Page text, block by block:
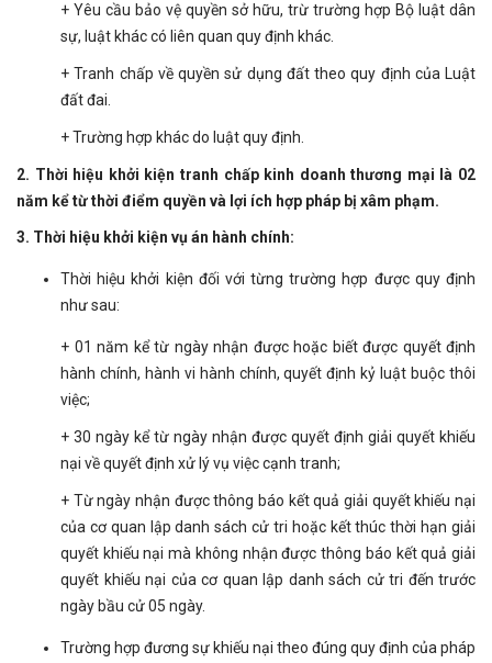
+ Yêu cầu bảo vệ quyền sở hữu, trừ trường hợp Bộ luật dân
sự, luật khác có liên quan quy định khác.
+ Tranh chấp về quyền sử dụng đất theo quy định của Luật
đất đai.
+ Trường hợp khác do luật quy định.
2. Thời hiệu khởi kiện tranh chấp kinh doanh thương mại là 02
năm kể từ thời điểm quyền và lợi ích hợp pháp bị xâm phạm.
3. Thời hiệu khởi kiện vụ án hành chính:
Thời hiệu khởi kiện đối với từng trường hợp được quy định
như sau:
+ 01 năm kể từ ngày nhận được hoặc biết được quyết định
hành chính, hành vi hành chính, quyết định kỷ luật buộc thôi
việc;
+ 30 ngày kể từ ngày nhận được quyết định giải quyết khiếu
nại về quyết định xử lý vụ việc cạnh tranh;
+ Từ ngày nhận được thông báo kết quả giải quyết khiếu nại
của cơ quan lập danh sách cử tri hoặc kết thúc thời hạn giải
quyết khiếu nại mà không nhận được thông báo kết quả giải
quyết khiếu nại của cơ quan lập danh sách cử tri đến trước
ngày bầu cử 05 ngày.
Trường hợp đương sự khiếu nại theo đúng quy định của pháp